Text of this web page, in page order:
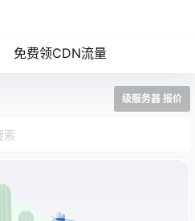
免费领CDN流量
级服务器 报价